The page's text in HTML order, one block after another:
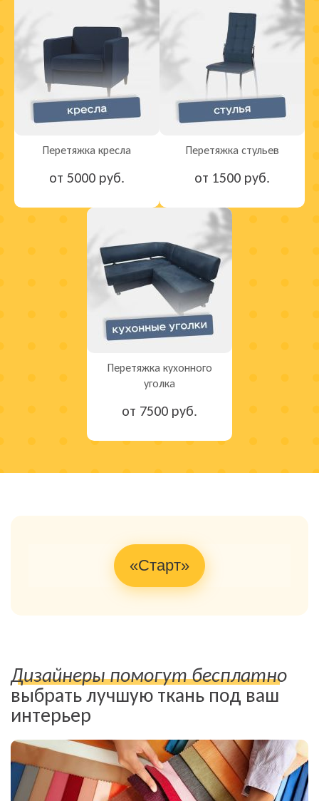
Перетяжка кресла
от 5000 руб.
Перетяжка стульев
от 1500 руб.
Перетяжка кухонного
уголка
от 7500 руб.
«Старт»
Дизайнеры помогут бесплатно
выбрать лучшую ткань под ваш
интерьер